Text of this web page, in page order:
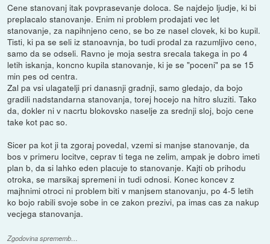
Cene stanovanj itak povprasevanje doloca. Se najdejo ljudje, ki bi
preplacalo stanovanje. Enim ni problem prodajati vec let
stanovanje, za napihnjeno ceno, se bo ze nasel clovek, ki bo kupil.
Tisti, ki pa se seli iz stanoavnja, bo tudi prodal za razumljivo ceno,
samo da se odseli. Ravno je moja sestra srecala takega in po 4
letih iskanja, koncno kupila stanovanje, ki je se "poceni" pa se 15
min pes od centra.
Zal pa vsi ulagatelji pri danasnji gradnji, samo gledajo, da bojo
gradili nadstandarna stanovanja, torej hocejo na hitro sluziti. Tako
da, dokler ni v nacrtu blokovsko naselje za srednji sloj, bojo cene
take kot pac so.
Sicer pa kot ji ta zgoraj povedal, vzemi si manjse stanovanje, da
bos v primeru locitve, ceprav ti tega ne zelim, ampak je dobro imeti
plan b, da si lahko eden placuje to stanovanje. Kajti ob prihodu
otroka, se marsikaj spremeni in tudi odnosi. Konec koncev z
majhnimi otroci ni problem biti v manjsem stanovanju, po 4-5 letih
ko bojo rabili svoje sobe in ce zakon prezivi, pa imas cas za nakup
vecjega stanovanja.
Zgodovina sprememb…